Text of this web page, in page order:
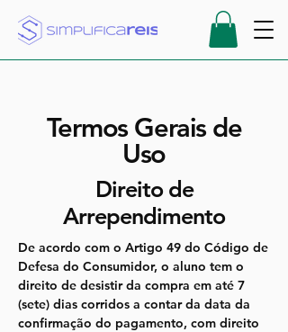
Termos Gerais de
Uso
Direito de
Arrependimento
De acordo com o Artigo 49 do Código de
Defesa do Consumidor, o aluno tem o
direito de desistir da compra em até 7
(sete) dias corridos a contar da data da
confirmação do pagamento, com direito